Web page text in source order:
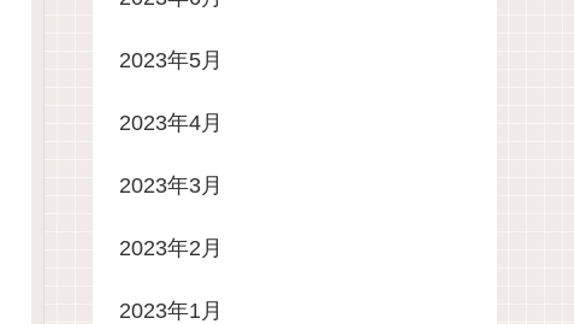
2023年5月
2023年4月
2023年3月
2023年2月
2023年1月